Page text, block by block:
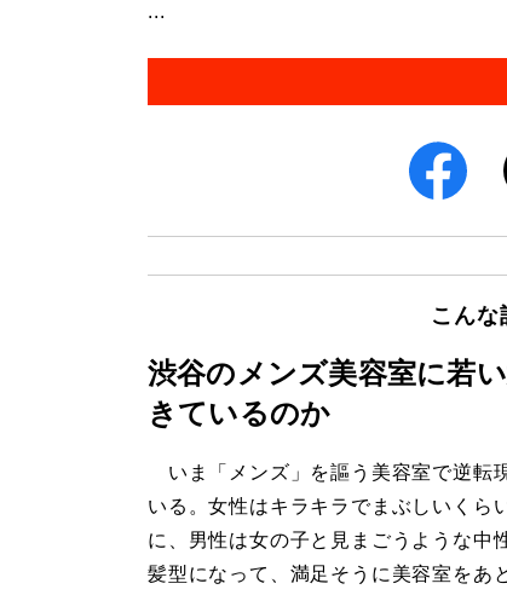
...
こんな
渋谷のメンズ美容室に若
きているのか
いま「メンズ」を謳う美容室で逆転
いる。女性はキラキラでまぶしいくら
に、男性は女の子と見まごうような中
髪型になって、満足そうに美容室をあ